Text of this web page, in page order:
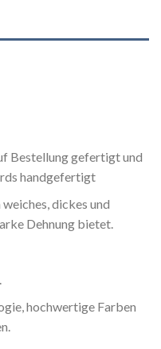
Bestellung gefertigt und
handgefertigt
dickes und
Dehnung bietet.
hochwertige Farben